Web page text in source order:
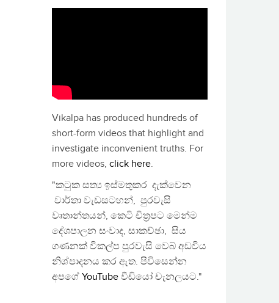
Vikalpa has produced hundreds of
short-form videos that highlight and
investigate inconvenient truths. For
more videos, click here.
"කටුක සත්‍ය ඉස්මතුකර දැක්වෙන
වාර්තා වැඩසටහන්, පුරවැසි
වෘතාන්තයන්, කෙටි චිත්‍රපට මෙන්ම
දේශපාලන සංවාද, සාකච්ඡා, සිය
ගණනක් විකල්ප පුරවැසි වෙබ් අඩවිය
නිශ්පාදනය කර ඇත. පිවිසෙන්න
අපගේ YouTube වීඩියෝ චැනලයට."